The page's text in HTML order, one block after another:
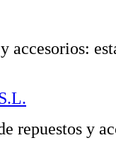
accesorios:
repuestos y